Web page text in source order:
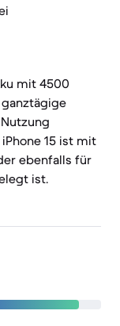
mit 4500
15 ist mit
ebenfalls für
ist.